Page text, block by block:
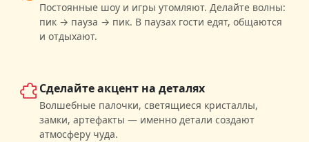
Постоянные шоу и игры утомляют. Делайте волны:
пик → пауза → пик. В паузах гости едят, общаются
и отдыхают.
Сделайте акцент на деталях
Волшебные палочки, светящиеся кристаллы,
замки, артефакты — именно детали создают
атмосферу чуда.